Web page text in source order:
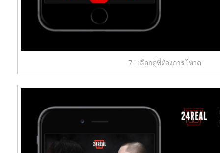
7 : เลือกคู่ที่ต้องการโหวต